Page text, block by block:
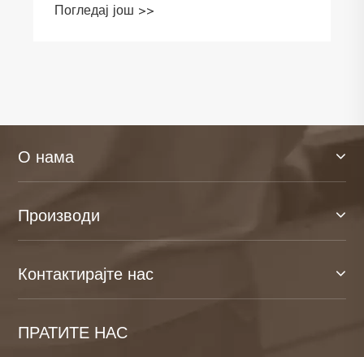
Погледај још >>
О нама
Производи
Контактирајте нас
ПРАТИТЕ НАС